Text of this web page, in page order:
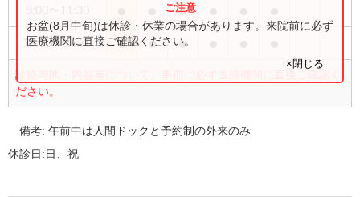
●
13:30〜16:30 ● ● ●
診療時間・内容等について、事前に必ず医療機関に直接ご確認く
ださい。
お盆(8月中旬)は休診・休業の場合があります。来院前に必ず
医療機関に直接ご確認ください。
×閉じる
備考:午前中は人間ドックと予約制の外来のみ
休診日:日、祝